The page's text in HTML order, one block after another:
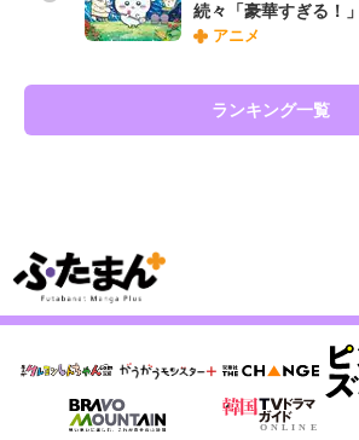
続々「豪華すぎる！」
アニメ
ランキング一覧